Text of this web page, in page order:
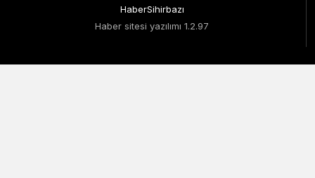
HaberSihirbazı
Haber sitesi yazılımı 1.2.97